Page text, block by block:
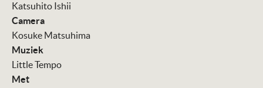
Katsuhito Ishii
Camera
Kosuke Matsuhima
Muziek
Little Tempo
Met